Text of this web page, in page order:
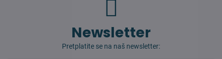
Newsletter
Pretplatite se na naš newsletter: